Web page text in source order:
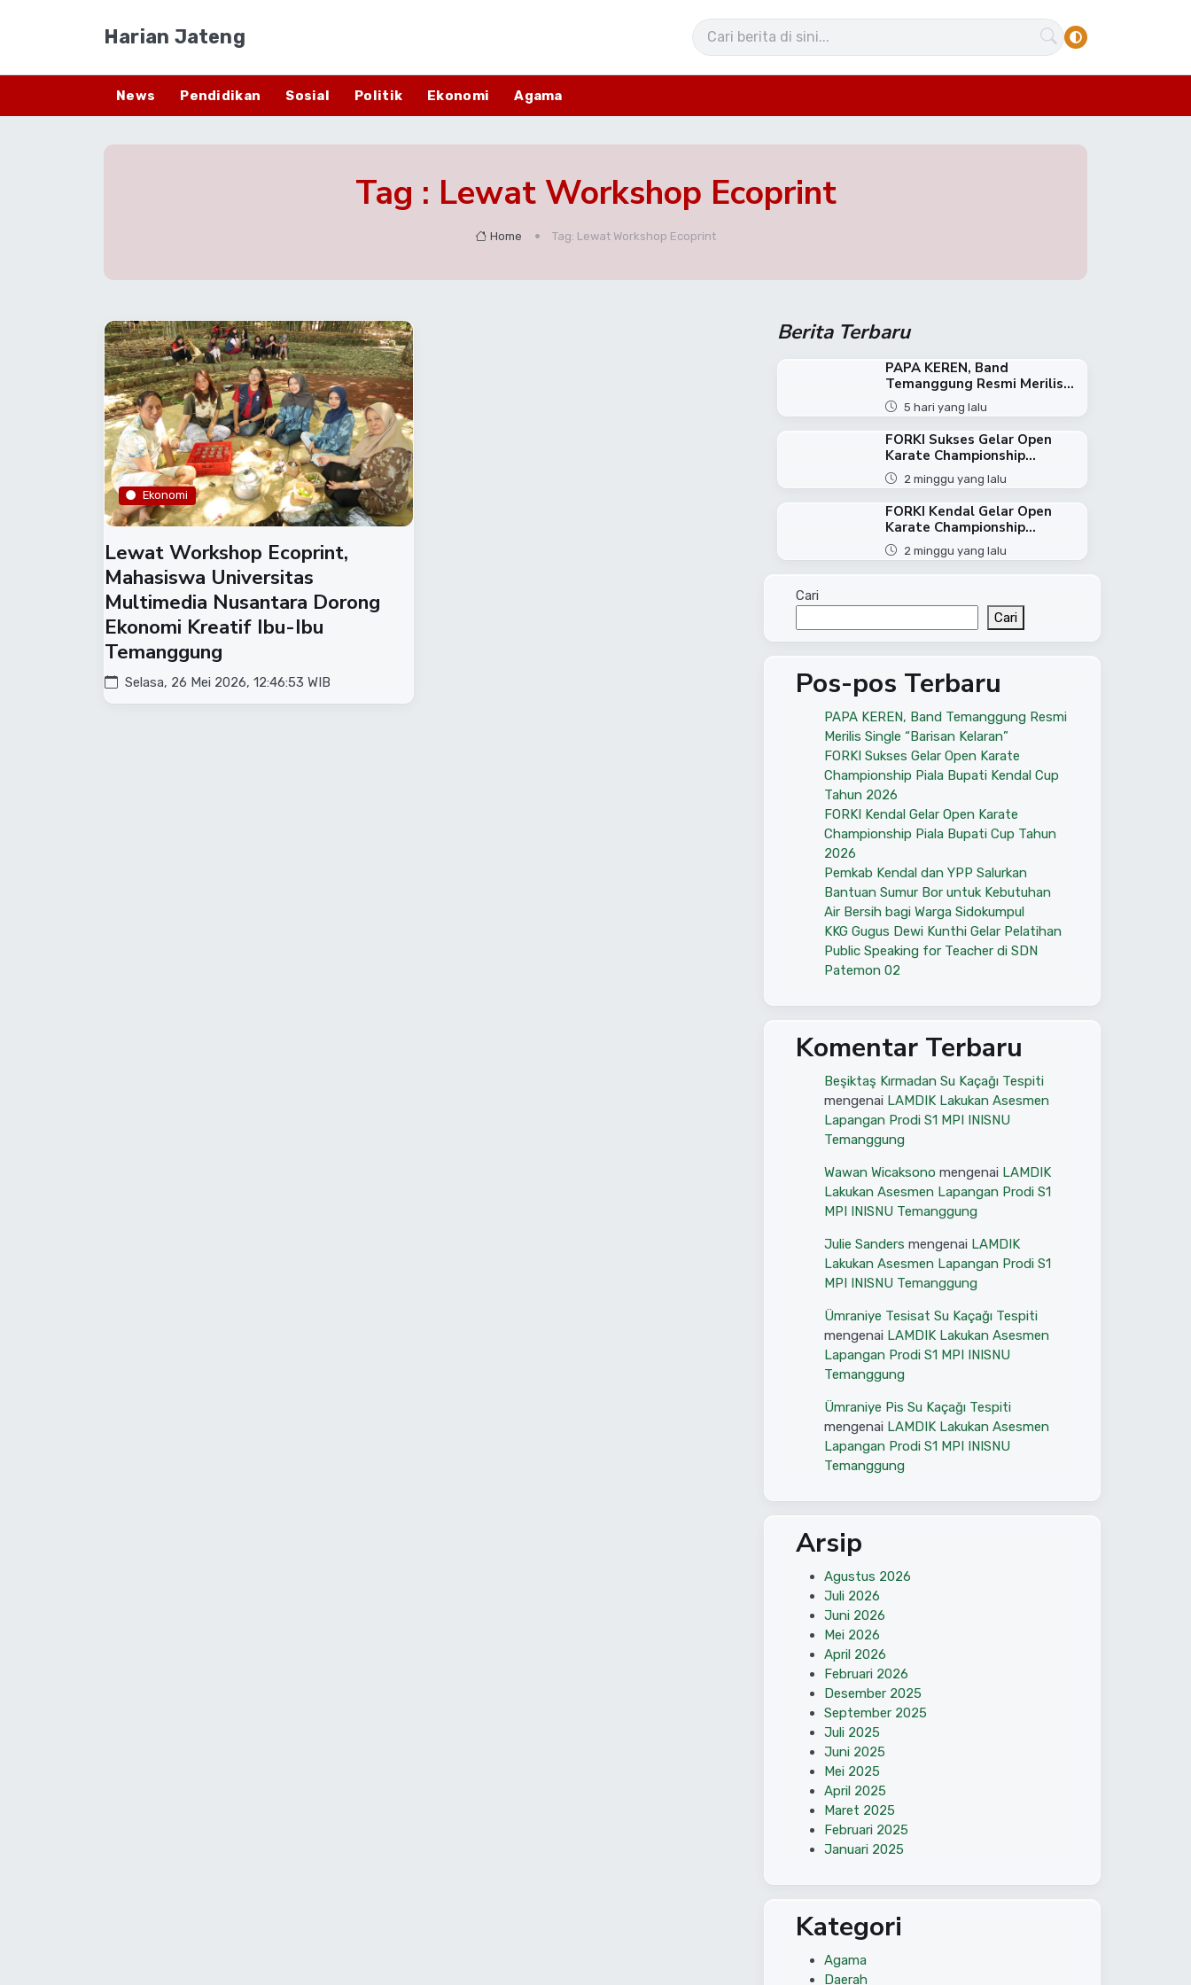
Harian Jateng
News Pendidikan Sosial Politik Ekonomi Agama
Tag : Lewat Workshop Ecoprint
Home Tag: Lewat Workshop Ecoprint
Ekonomi
Lewat Workshop Ecoprint,
Mahasiswa Universitas
Multimedia Nusantara Dorong
Ekonomi Kreatif Ibu-Ibu
Temanggung
Selasa, 26 Mei 2026, 12:46:53 WIB
Berita Terbaru
PAPA KEREN, Band
Temanggung Resmi Merilis...
5 hari yang lalu
FORKI Sukses Gelar Open
Karate Championship...
2 minggu yang lalu
FORKI Kendal Gelar Open
Karate Championship...
2 minggu yang lalu
Cari
Cari
Pos-pos Terbaru
PAPA KEREN, Band Temanggung Resmi
Merilis Single “Barisan Kelaran”
FORKI Sukses Gelar Open Karate
Championship Piala Bupati Kendal Cup
Tahun 2026
FORKI Kendal Gelar Open Karate
Championship Piala Bupati Cup Tahun
2026
Pemkab Kendal dan YPP Salurkan
Bantuan Sumur Bor untuk Kebutuhan
Air Bersih bagi Warga Sidokumpul
KKG Gugus Dewi Kunthi Gelar Pelatihan
Public Speaking for Teacher di SDN
Patemon 02
Komentar Terbaru
Beşiktaş Kırmadan Su Kaçağı Tespiti
mengenai LAMDIK Lakukan Asesmen
Lapangan Prodi S1 MPI INISNU
Temanggung
Wawan Wicaksono mengenai LAMDIK
Lakukan Asesmen Lapangan Prodi S1
MPI INISNU Temanggung
Julie Sanders mengenai LAMDIK
Lakukan Asesmen Lapangan Prodi S1
MPI INISNU Temanggung
Ümraniye Tesisat Su Kaçağı Tespiti
mengenai LAMDIK Lakukan Asesmen
Lapangan Prodi S1 MPI INISNU
Temanggung
Ümraniye Pis Su Kaçağı Tespiti
mengenai LAMDIK Lakukan Asesmen
Lapangan Prodi S1 MPI INISNU
Temanggung
Arsip
Agustus 2026
Juli 2026
Juni 2026
Mei 2026
April 2026
Februari 2026
Desember 2025
September 2025
Juli 2025
Juni 2025
Mei 2025
April 2025
Maret 2025
Februari 2025
Januari 2025
Kategori
Agama
Daerah